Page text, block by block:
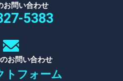
お問い合わせ
5383
お問い合わせ
トフォーム